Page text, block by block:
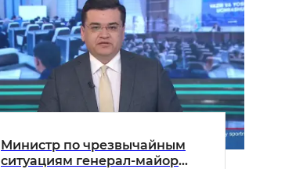
Министр по чрезвычайным
ситуациям генерал-майор